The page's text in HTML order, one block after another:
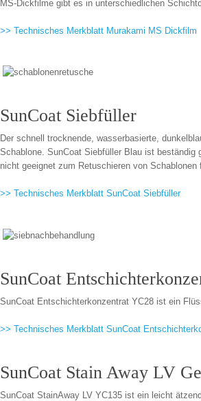
MS-Dickfilme gibt es in unterschiedlichen
>> Technisches Merkblatt Murakami MS Dickfilm
SunCoat Siebfüller
Der schnell trocknende, wasserbasierte,
Schablone. SunCoat Siebfüller Blau ist
nicht geeignet zum Retuschieren von
>> Technisches Merkblatt SunCoat Siebfüller
SunCoat
SunCoat Entschichterkonzentrat YC28 ist ein
>> Technisches Merkblatt SunCoat
SunCoat Stain Away LV
SunCoat StainAway LV YC135 ist ein leicht